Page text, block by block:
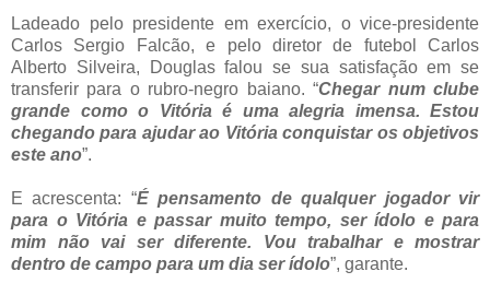
Ladeado pelo presidente em exercício, o vice-presidente
Carlos Sergio Falcão, e pelo diretor de futebol Carlos
Alberto Silveira, Douglas falou se sua satisfação em se
transferir para o rubro-negro baiano. “Chegar num clube
grande como o Vitória é uma alegria imensa. Estou
chegando para ajudar ao Vitória conquistar os objetivos
este ano”.
E acrescenta: “É pensamento de qualquer jogador vir
para o Vitória e passar muito tempo, ser ídolo e para
mim não vai ser diferente. Vou trabalhar e mostrar
dentro de campo para um dia ser ídolo”, garante.